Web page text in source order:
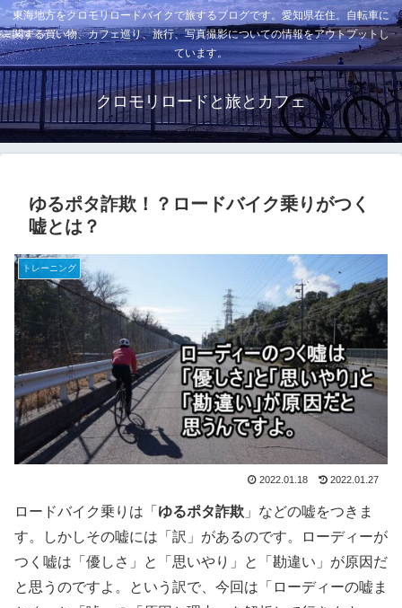
東海地方をクロモリロードバイクで旅するブログです。愛知県在住。自転車に
関する買い物、カフェ巡り、旅行、写真撮影についての情報をアウトプットし
ています。
クロモリロードと旅とカフェ
ゆるポタ詐欺！？ロードバイク乗りがつく
嘘とは？
トレーニング
2022.01.18 2022.01.27
ロードバイク乗りは「 ゆるポタ詐欺 」などの嘘をつきま
す。しかしその嘘には「訳」があるのです。ローディーが
つく嘘は「優しさ」と「思いやり」と「勘違い」が原因だ
と思うのですよ。という訳で、今回は「ローディーの嘘ま